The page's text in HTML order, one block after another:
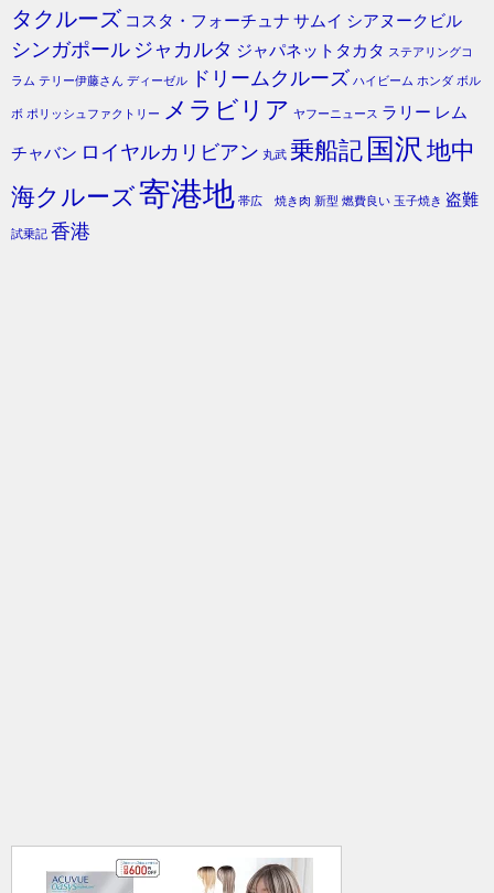
タクルーズ コスタ・フォーチュナ サムイ シアヌークビル
シンガポール ジャカルタ ジャパネットタカタ ステアリングコ
ラム テリー伊藤さん ディーゼル ドリームクルーズ ハイビーム ホンダ ボル
ボ ポリッシュファクトリー メラビリア ヤフーニュース ラリー レム
チャバン ロイヤルカリビアン 丸武 乗船記 国沢 地中
海クルーズ寄港地 帯広 焼き肉 新型 燃費良い 玉子焼き 盗難
試乗記 香港